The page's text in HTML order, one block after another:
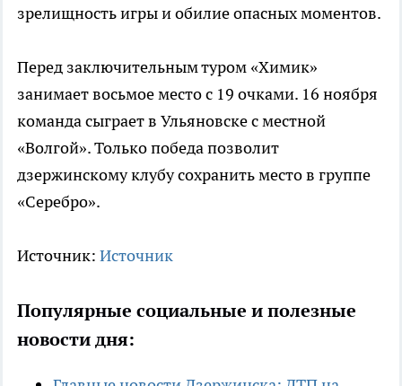
зрелищность игры и обилие опасных моментов.
Перед заключительным туром «Химик»
занимает восьмое место с 19 очками. 16 ноября
команда сыграет в Ульяновске с местной
«Волгой». Только победа позволит
дзержинскому клубу сохранить место в группе
«Серебро».
Источник: Источник
Популярные социальные и полезные
новости дня: